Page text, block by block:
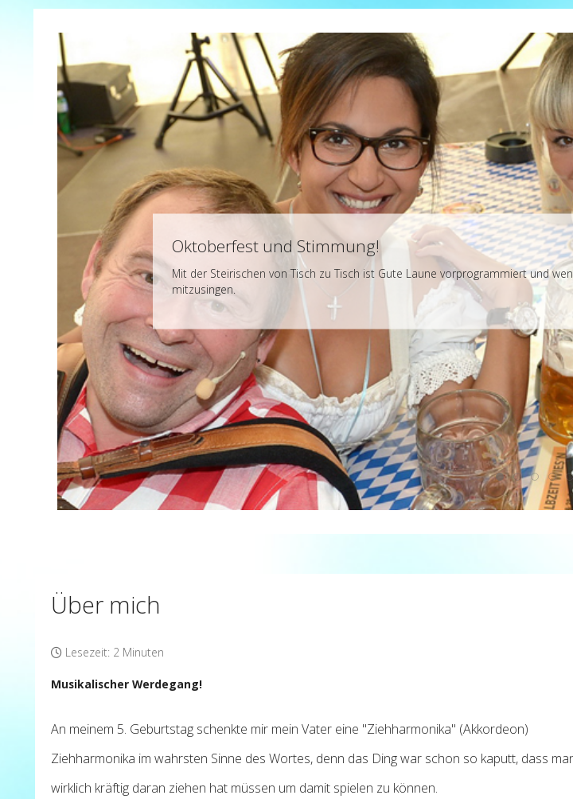
Oktoberfest und Stimmung!
Mit der Steirischen von Tisch zu Tisch ist Gute Laune vorprogrammiert und
mitzusingen.
Über mich
Lesezeit: 2 Minuten
Musikalischer Werdegang!
An meinem 5. Geburtstag schenkte mir mein Vater eine "Ziehharmonika" (Akkordeon)
Ziehharmonika im wahrsten Sinne des Wortes, denn das Ding war schon so kaputt, dass
wirklich kräftig daran ziehen hat müssen um damit spielen zu können.